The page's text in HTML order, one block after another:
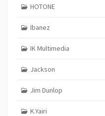
HOTONE
Ibanez
IK Multimedia
Jackson
Jim Dunlop
K.Yairi